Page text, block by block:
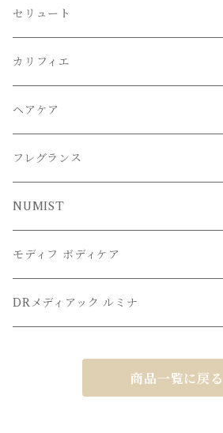
セリュート
カリフィエ
ヘアケア
フレグランス
NUMIST
モディフ ボディケア
DRメディアック ルミナ
商品一覧に戻る